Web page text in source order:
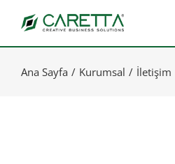
content
Ana Sayfa Kurumsal İletişim